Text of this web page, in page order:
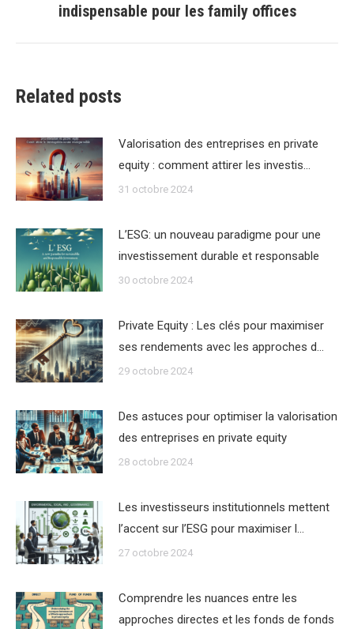
suivant
:
indispensable pour les family offices
Related posts
Valorisation des entreprises en private
equity : comment attirer les investis…
31 octobre 2024
L’ESG: un nouveau paradigme pour une
investissement durable et responsable
30 octobre 2024
Private Equity : Les clés pour maximiser
ses rendements avec les approches d…
29 octobre 2024
Des astuces pour optimiser la valorisation
des entreprises en private equity
28 octobre 2024
Les investisseurs institutionnels mettent
l’accent sur l’ESG pour maximiser l…
27 octobre 2024
Comprendre les nuances entre les
approches directes et les fonds de fonds